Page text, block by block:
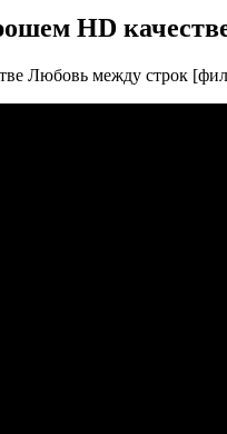
HD
Любовь между строк